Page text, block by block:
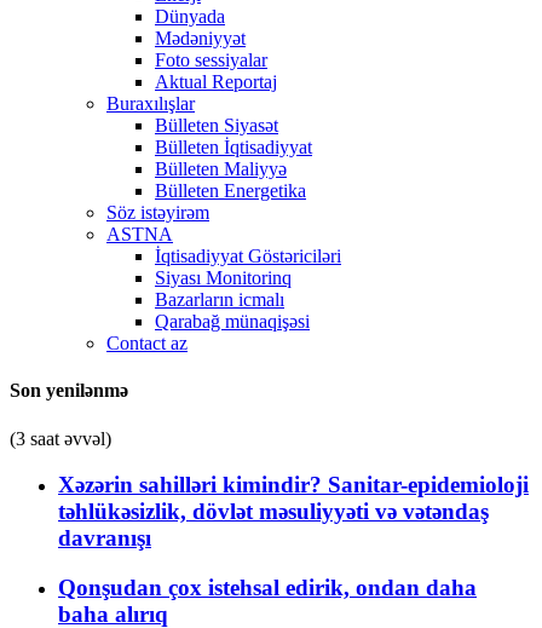
Dünyada
Mədəniyyət
Foto sessiyalar
Aktual Reportaj
Buraxılışlar
Bülleten Siyasət
Bülleten İqtisadiyyat
Bülleten Maliyyə
Bülleten Energetika
Söz istəyirəm
ASTNA
İqtisadiyyat Göstəriciləri
Siyası Monitorinq
Bazarların icmalı
Qarabağ münaqişəsi
Contact az
Son yenilənmə
(3 saat əvvəl)
Xəzərin sahilləri kimindir? Sanitar-epidemioloji
təhlükəsizlik, dövlət məsuliyyəti və vətəndaş
davranışı
Qonşudan çox istehsal edirik, ondan daha
baha alırıq